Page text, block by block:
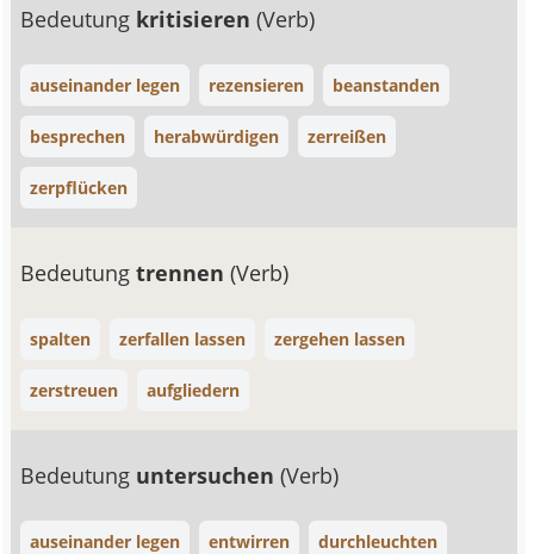
Bedeutung kritisieren(Verb)
auseinander legen rezensieren beanstanden
besprechen herabwürdigen zerreißen
zerpflücken
Bedeutungtrennen(Verb)
spalten zerfallen lassen zergehen lassen
zerstreuen aufgliedern
Bedeutung untersuchen(Verb)
auseinander legen entwirren durchleuchten